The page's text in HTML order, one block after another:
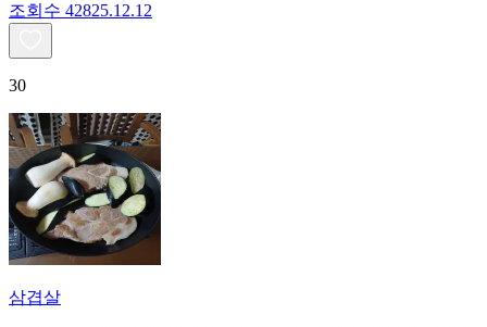
조회수 42825.12.12
30
삼겹살